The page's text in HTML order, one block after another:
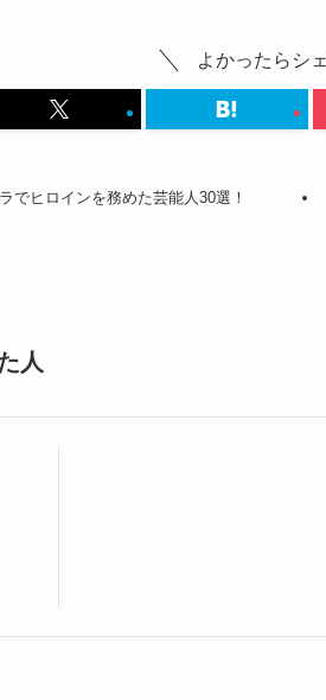
よかったらシ
でヒロインを務めた芸能人30選！
人